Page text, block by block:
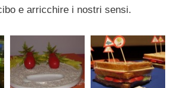
e arricchire i nostri sensi.